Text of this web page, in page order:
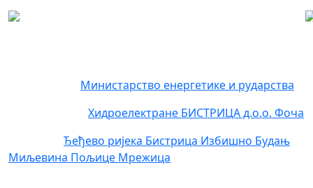
Министарство енергетике и рударства
Хидроелектране БИСТРИЦА д.о.о. Фоча
Ђеђево ријека Бистрица Избишно Будањ
Миљевина Пољице Мрежица